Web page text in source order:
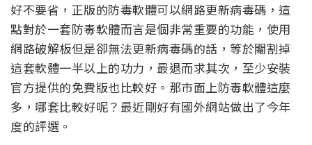
好不要省，正版的防毒軟體可以網路更新病毒碼，這
點對於一套防毒軟體而言是個非常重要的功能，使用
網路破解板但是卻無法更新病毒碼的話，等於閹割掉
這套軟體一半以上的功力，最退而求其次，至少安裝
官方提供的免費版也比較好。那市面上防毒軟體這麼
多，哪套比較好呢？最近剛好有國外網站做出了今年
度的評選。